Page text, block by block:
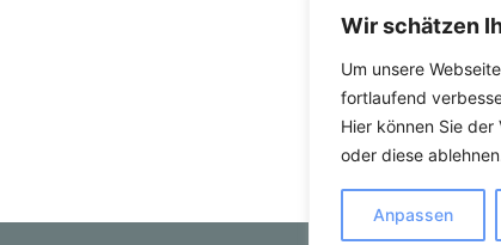
Wir schätzen
Um unsere
fortlaufend
Hier können Sie
oder diese
Anpassen